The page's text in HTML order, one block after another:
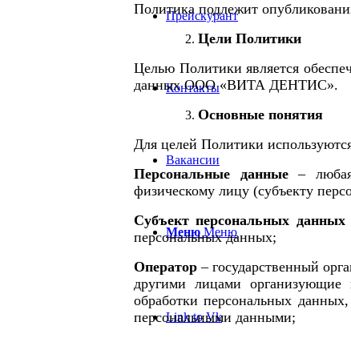
Прейскурант
Контакты
Вакансии
Меню Меню
Link to Vk
Политика подлежит
Цели Политики
Целью Политики является
данныхООО «ВИТА ДЕНТИС».
Основные понятия
Для целей Политики
Персональные данные– любая
физическому лицу (субъекту
Субъект персональных
персональных данных;
Оператор – государственный
другими лицами
обработки персональных
персональными данными;